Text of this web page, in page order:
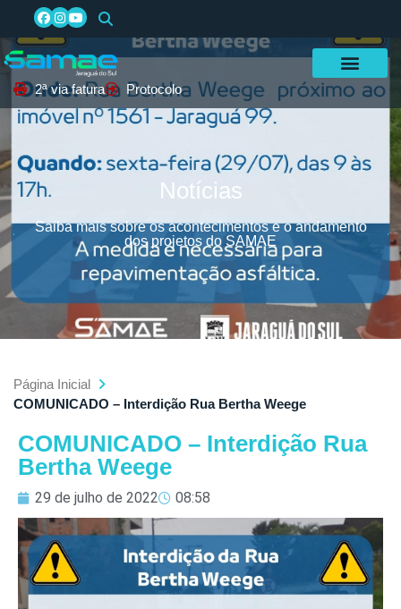
2ª via fatura Protocolo
Notícias
Saiba mais sobre os acontecimentos e o andamento
dos projetos do SAMAE
Página Inicial
COMUNICADO – Interdição Rua Bertha Weege
COMUNICADO – Interdição Rua
Bertha Weege
29 de julho de 2022 08:58